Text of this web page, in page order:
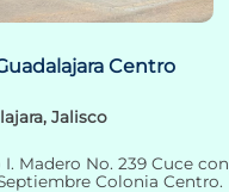
Centro
Jalisco
I. Madero No. 239 Cuce con
Colonia Centro.